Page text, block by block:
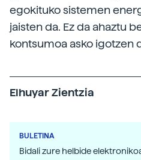
egokituko sistemen
jaisten da. Ez da ahaztu
kontsumoa asko igotzen
Elhuyar Zientzia
BULETINA
Bidali zure helbide